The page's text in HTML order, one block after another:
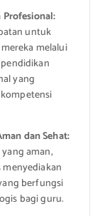
Profesional:
untuk
melalui
yang
dan Sehat:
aman,
berfungsi
bagi guru.